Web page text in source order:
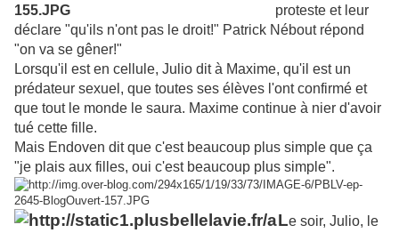
proteste et leur
déclare "qu'ils n'ont pas le droit!" Patrick Nébout répond
"on va se gêner!"
Lorsqu'il est en cellule, Julio dit à Maxime, qu'il est un
prédateur sexuel, que toutes ses élèves l'ont confirmé et
que tout le monde le saura. Maxime continue à nier d'avoir
tué cette fille.
Mais Endoven dit que c'est beaucoup plus simple que ça
"je plais aux filles, oui c'est beaucoup plus simple".
Le soir, Julio, le